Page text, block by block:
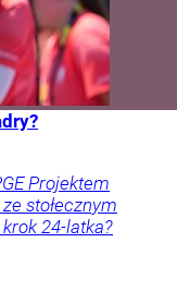
Projektem
stołecznym
24-latka?